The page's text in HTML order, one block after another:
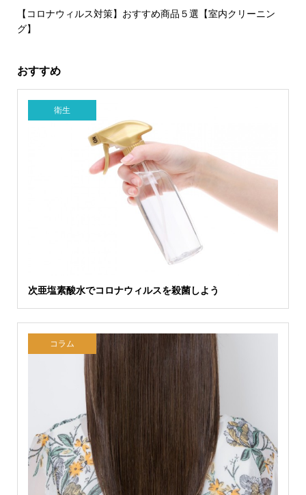
【コロナウィルス対策】おすすめ商品５選【室内クリーニン
グ】
おすすめ
衛生
次亜塩素酸水でコロナウィルスを殺菌しよう
コラム